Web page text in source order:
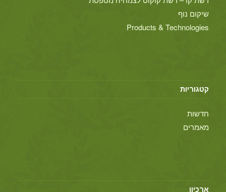
שיקום נוף
Products & Technologies
קטגוריות
חדשות
מאמרים
ארכיון